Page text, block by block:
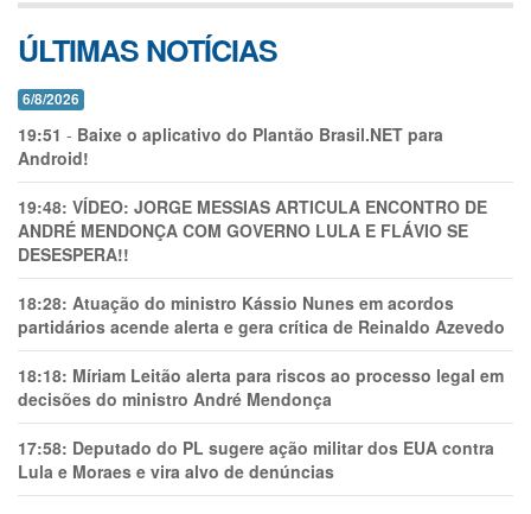
ÚLTIMAS NOTÍCIAS
6/8/2026
19:51 - Baixe o aplicativo do Plantão Brasil.NET para
Android!
19:48: VÍDEO: JORGE MESSIAS ARTICULA ENCONTRO DE
ANDRÉ MENDONÇA COM GOVERNO LULA E FLÁVIO SE
DESESPERA!!
18:28: Atuação do ministro Kássio Nunes em acordos
partidários acende alerta e gera crítica de Reinaldo Azevedo
18:18: Míriam Leitão alerta para riscos ao processo legal em
decisões do ministro André Mendonça
17:58: Deputado do PL sugere ação militar dos EUA contra
Lula e Moraes e vira alvo de denúncias